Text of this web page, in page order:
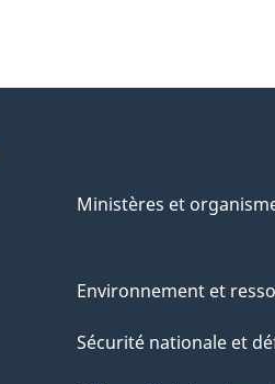
Ministères et
Environnement et
Sécurité nationale et